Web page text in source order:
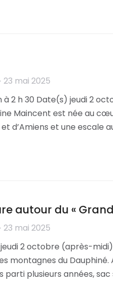
23 mai 2025
h à 2 h 30 Date(s) jeudi 2
Maincent est née au
d’Amiens et une escale
autour du «
23 mai 2025
jeudi 2 octobre (après-
montagnes du
parti plusieurs années,